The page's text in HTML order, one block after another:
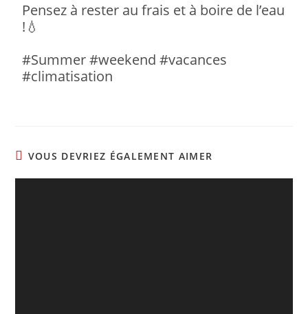
Pensez à rester au frais et à boire de l’eau
! 💧
#Summer #weekend #vacances
#climatisation
VOUS DEVRIEZ ÉGALEMENT AIMER